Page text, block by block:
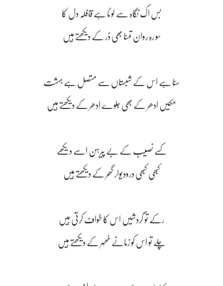
بس اک نگاہ سے لوٹا ہے قافلہ دل کا
سو رہ روان تمنا بھی ڈر کے دیکھتے ہیں
سنا ہے اس کے شبستاں سے متصل ہے بہشت
مکیں‌ ادھر کے بھی جلوے اِدھر کے دیکھتے ہیں
کسے نصیب کے بے پیرہن اسے دیکھے
کبھی کبھی درودیوار گھر کے دیکھتے ہیں
رکے تو گردشیں اس کا طواف کرتی ہیں
چلے تو اس کو زمانے ٹھہر کے دیکھتے ہیں